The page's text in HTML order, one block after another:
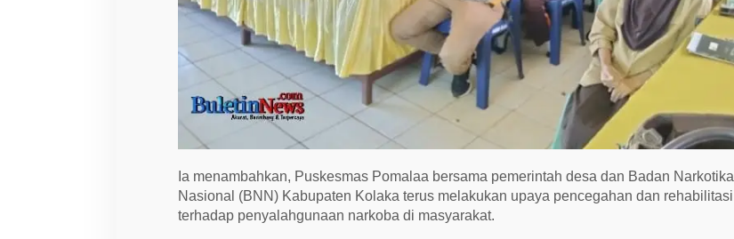
Ia menambahkan, Puskesmas Pomalaa bersama pemerintah desa dan Badan Narkotika
Nasional (BNN) Kabupaten Kolaka terus melakukan upaya pencegahan dan rehabilitasi
terhadap penyalahgunaan narkoba di masyarakat.